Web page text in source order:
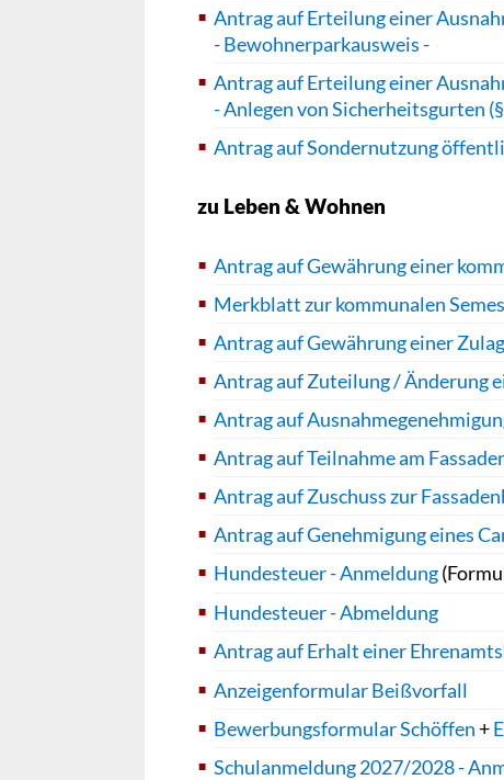
Antrag auf Erteilung einer
- Bewohnerparkausweis -
Antrag auf Erteilung einer
- Anlegen von Sicherheitsgurten
Antrag auf Sondernutzung
zu Leben & Wohnen
Antrag auf Gewährung einer
Merkblatt zur kommunalen
Antrag auf Gewährung einer
Antrag auf Zuteilung / Änderung
Antrag auf
Antrag auf Teilnahme am
Antrag auf Zuschuss zur
Antrag auf Genehmigung eines
Hundesteuer - Anmeldung
Hundesteuer - Abmeldung
Antrag auf Erhalt einer
Anzeigenformular Beißvorfall
Bewerbungsformular Schöffen+
Schulanmeldung 2027/2028 -